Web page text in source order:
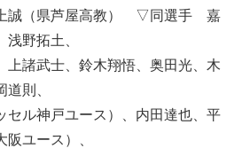
誠（県芦屋高教） ▽同選手 嘉
野拓土、
上諸武士、鈴木翔悟、奥田光、木
則、
セル神戸ユース）、内田達也、平
阪ユース）、